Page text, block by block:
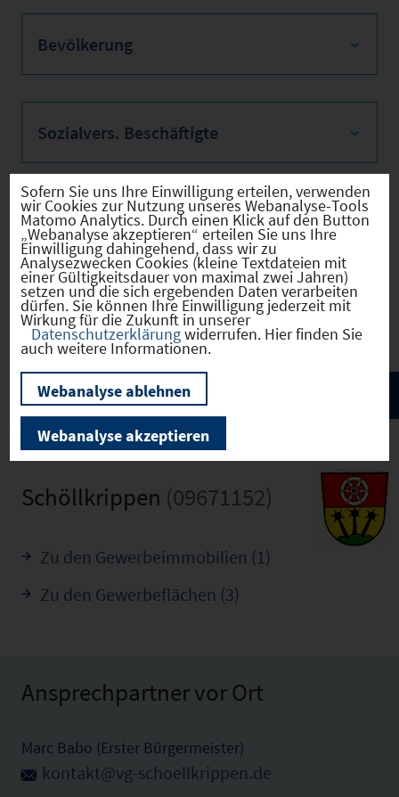
Bevölkerung
Sozialvers. Beschäftigte
Verkehrsinfrastruktur
Kommunale Infrastruktur
Schöllkrippen (09671152)
Zu den Gewerbeimmobilien (1)
Zu den Gewerbeflächen (3)
Ansprechpartner vor Ort
Marc Babo (Erster Bürgermeister)
kontakt@vg-schoellkrippen.de
Sofern Sie uns Ihre Einwilligung erteilen, verwenden
wir Cookies zur Nutzung unseres Webanalyse-Tools
Matomo Analytics. Durch einen Klick auf den Button
„Webanalyse akzeptieren“ erteilen Sie uns Ihre
Einwilligung dahingehend, dass wir zu
Analysezwecken Cookies (kleine Textdateien mit
einer Gültigkeitsdauer von maximal zwei Jahren)
setzen und die sich ergebenden Daten verarbeiten
dürfen. Sie können Ihre Einwilligung jederzeit mit
Wirkung für die Zukunft in unserer
Datenschutzerklärungwiderrufen. Hier finden Sie
auch weitere Informationen.
Webanalyse ablehnen
Webanalyse akzeptieren